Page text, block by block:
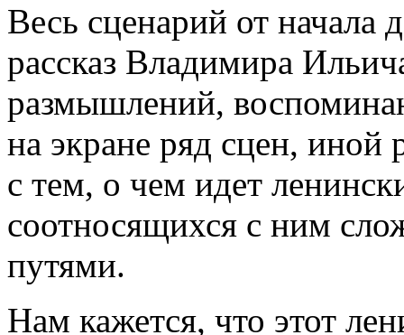
Весь сценарий от начала
рассказ Владимира
размышлений,
на экране ряд сцен, иной
с тем, о чем идет
соотносящихся с ним
путями.
Нам кажется, что этот